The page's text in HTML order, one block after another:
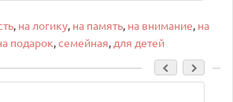
, на логику, на память, на внимание, на
подарок,семейная, для детей